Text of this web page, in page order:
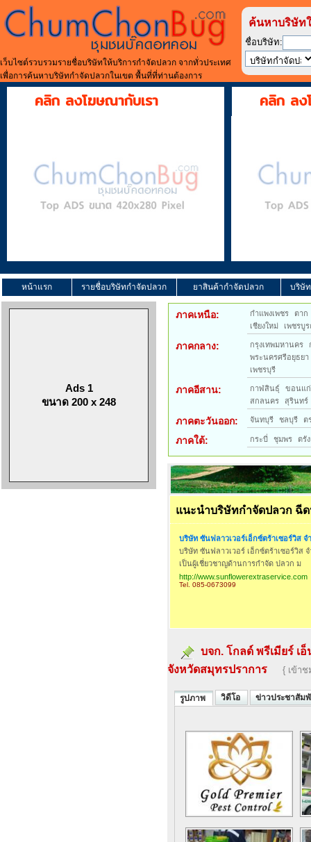
เว็บไซต์รวบรวมรายชื่อบริษัทให้บริการกำจัดปลวก จากทั่วประเทศ
เพื่อการค้นหาบริษัทกำจัดปลวกในเขต พื้นที่ที่ท่านต้องการ
ค้นหาบริษัท
ชื่อบริษัท:
คลิก ลงโฆษณากับเรา คลิก ลง
หน้าแรก รายชื่อบริษัทกำจัดปลวก ยาสินค้ากำจัดปลวก บริษั
Ads 1
ขนาด 200 x 248
ภาคเหนือ: กำแพงเพชร
ตาก
เชียงใหม่
เพชรบู
ภาคกลาง: กรุงเทพมหานคร
พระนครศรีอยุธยา
เพชรบุรี
ภาคอีสาน: กาฬสินธุ์
ขอนแ
สกลนคร
สุรินทร์
ภาคตะวันออก: จันทบุรี ชลบุรี ต
ภาคใต้: กระบี่ ชุมพร ตรัง
แนะนำบริษัทกำจัดปลวก ฉี
บริษัท ซันฟลาวเวอร์เอ็กซ์ตร้าเซอร์วิส จ
บริษัท ซันฟลาวเวอร์ เอ็กซ์ตร้าเซอร์วิส
เป็นผู้เชี่ยวชาญด้านการกำจัด ปลวก ม
http://www.sunflowerextraservice.com
Tel. 085-0673099
บจก. โกลด์ พรีเมียร์ เ
จังหวัดสมุทรปราการ
{ เข้าช
รูปภาพ วิดีโอ ข่าวประชาสัม